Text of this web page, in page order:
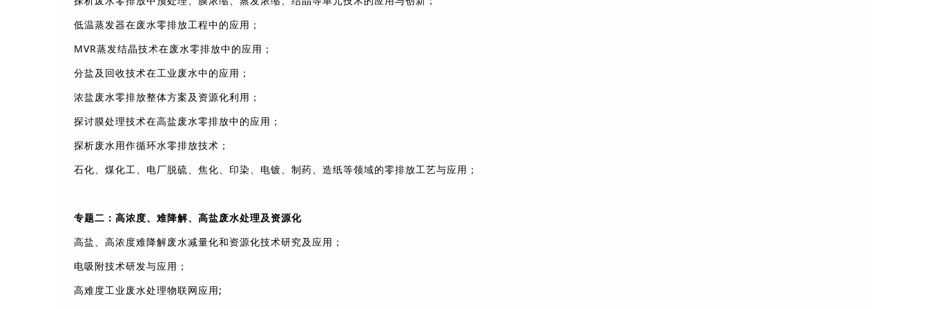
低温蒸发器在废水零排放工程中的应用；
MVR蒸发结晶技术在废水零排放中的应用；
分盐及回收技术在工业废水中的应用；
浓盐废水零排放整体方案及资源化利用；
探讨膜处理技术在高盐废水零排放中的应用；
探析废水用作循环水零排放技术；
石化、煤化工、电厂脱硫、焦化、印染、电镀、制药、造纸等领域的零排放工艺与应用；
专题二：高浓度、难降解、高盐废水处理及资源化
高盐、高浓度难降解废水减量化和资源化技术研究及应用；
电吸附技术研发与应用；
高难度工业废水处理物联网应用;